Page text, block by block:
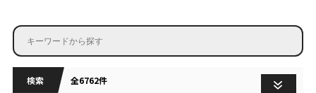
検索 全6762件